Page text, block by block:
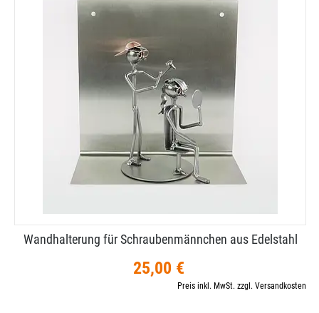
Wandhalterung für Schraubenmännchen aus Edelstahl
25,00 €
Preis inkl. MwSt. zzgl. Versandkosten